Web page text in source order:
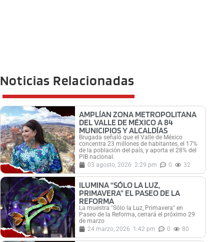
Noticias Relacionadas
AMPLÍAN ZONA METROPOLITANA
DEL VALLE DE MÉXICO A 84
MUNICIPIOS Y ALCALDÍAS
Brugada señaló que el Valle de México
concentra 23 millones de habitantes, el 17%
de la población del país, y aporta el 28% del
PIB nacional.
03 agosto, 2026 2:29 pm 0 32
ILUMINA “SÓLO LA LUZ,
PRIMAVERA” EL PASEO DE LA
REFORMA
La muestra "Sólo la Luz, Primavera" en
Paseo de la Reforma, cerrará el próximo 29
de marzo
24 marzo, 2026 1:42 pm 0 80